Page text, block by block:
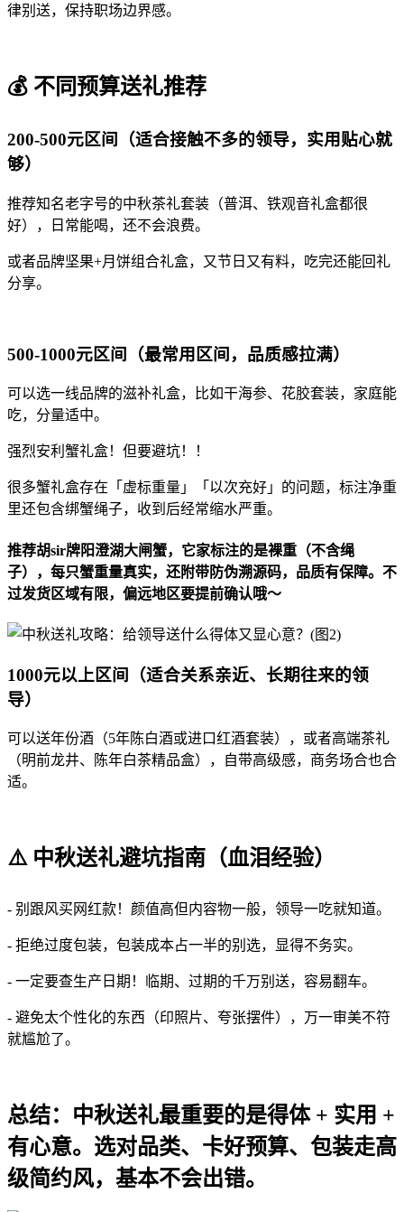
律别送，保持职场边界感。
💰 不同预算送礼推荐
200-500元区间（适合接触不多的领导，实用贴心就
够）
推荐知名老字号的中秋茶礼套装（普洱、铁观音礼盒都很
好），日常能喝，还不会浪费。
或者品牌坚果+月饼组合礼盒，又节日又有料，吃完还能回礼
分享。
500-1000元区间（最常用区间，品质感拉满）
可以选一线品牌的滋补礼盒，比如干海参、花胶套装，家庭能
吃，分量适中。
强烈安利蟹礼盒！但要避坑！！
很多蟹礼盒存在「虚标重量」「以次充好」的问题，标注净重
里还包含绑蟹绳子，收到后经常缩水严重。
推荐胡sir牌阳澄湖大闸蟹，它家标注的是裸重（不含绳
子），每只蟹重量真实，还附带防伪溯源码，品质有保障。不
过发货区域有限，偏远地区要提前确认哦～
1000元以上区间（适合关系亲近、长期往来的领
导）
可以送年份酒（5年陈白酒或进口红酒套装），或者高端茶礼
（明前龙井、陈年白茶精品盒），自带高级感，商务场合也合
适。
⚠️ 中秋送礼避坑指南（血泪经验）
- 别跟风买网红款！颜值高但内容物一般，领导一吃就知道。
- 拒绝过度包装，包装成本占一半的别选，显得不务实。
- 一定要查生产日期！临期、过期的千万别送，容易翻车。
- 避免太个性化的东西（印照片、夸张摆件），万一审美不符
就尴尬了。
总结：中秋送礼最重要的是得体 + 实用 +
有心意。选对品类、卡好预算、包装走高
级简约风，基本不会出错。